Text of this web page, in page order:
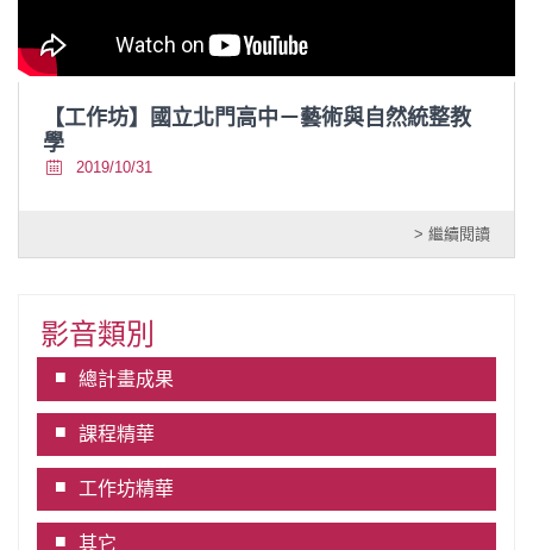
【工作坊】國立北門高中－藝術與自然統整教
學
2019/10/31
> 繼續閱讀
影音類別
總計畫成果
課程精華
工作坊精華
其它